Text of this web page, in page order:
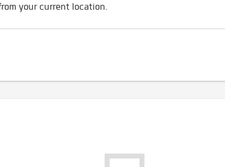
your current location.